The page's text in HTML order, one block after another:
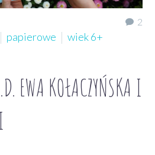
2
papierowe wiek 6+
EWA KOŁACZYŃSKA I